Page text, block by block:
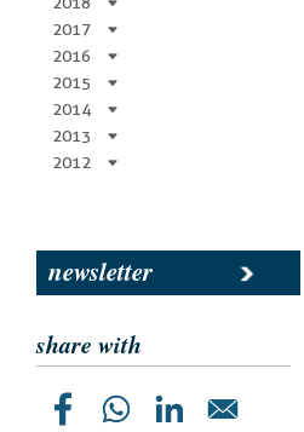
2017
2016
2015
2014
2013
2012
newsletter
share with